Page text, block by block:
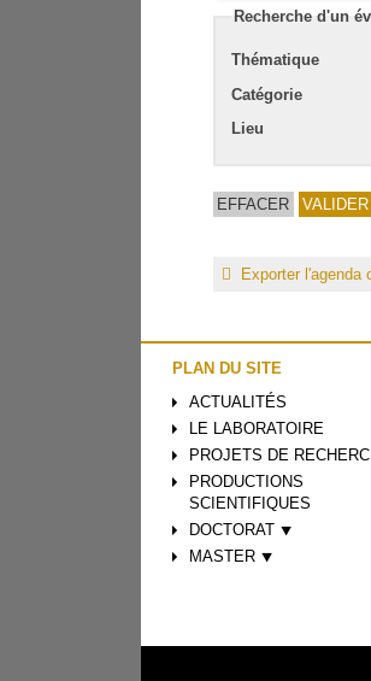
Recherche d'un
Thématique
Catégorie
Lieu
Exporter l'agenda
PLAN DU SITE
ACTUALITÉS
LE LABORATOIRE
PROJETS DE
PRODUCTIONS
SCIENTIFIQUES
DOCTORAT ⯆
MASTER ⯆